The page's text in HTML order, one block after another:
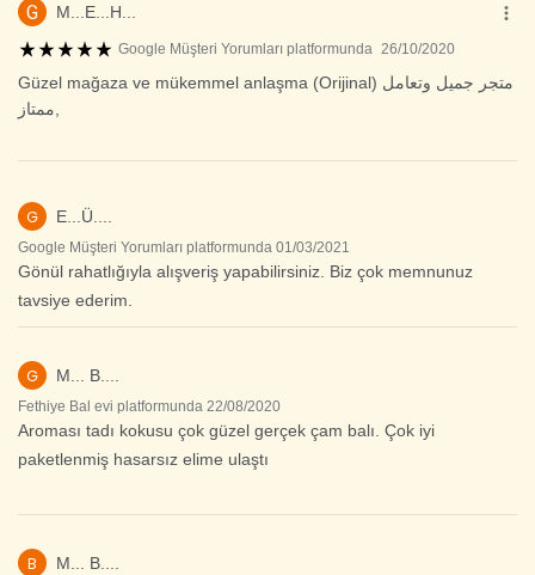
G M...E...H...
Google Müşteri Yorumları platformunda 26/10/2020
Güzel mağaza ve mükemmel anlaşma (Orijinal) متجر جميل وتعامل
G E...Ü....
Google Müşteri Yorumları platformunda 01/03/2021
Gönül rahatlığıyla alışveriş yapabilirsiniz. Biz çok memnunuz
tavsiye ederim.
G M... B....
Fethiye Bal evi platformunda 22/08/2020
Aroması tadı kokusu çok güzel gerçek çam balı. Çok iyi
paketlenmiş hasarsız elime ulaştı
B M... B....